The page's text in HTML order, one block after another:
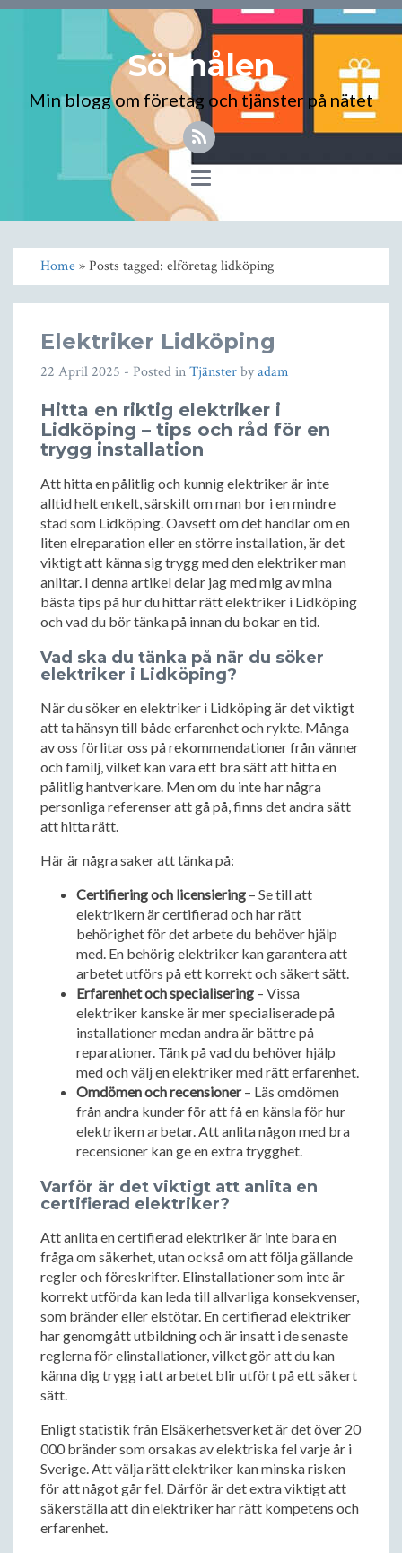
Söknålen
Min blogg om företag och tjänster på nätet
Toggle
navigation
Home» Posts tagged: elföretag lidköping
Elektriker Lidköping
22 April 2025 - Posted inTjänsterbyadam
Hitta en riktig elektriker i
Lidköping – tips och råd för en
trygg installation
Att hitta en pålitlig och kunnig elektriker är inte
alltid helt enkelt, särskilt om man bor i en mindre
stad som Lidköping. Oavsett om det handlar om en
liten elreparation eller en större installation, är det
viktigt att känna sig trygg med den elektriker man
anlitar. I denna artikel delar jag med mig av mina
bästa tips på hur du hittar rätt elektriker i Lidköping
och vad du bör tänka på innan du bokar en tid.
Vad ska du tänka på när du söker
elektriker i Lidköping?
När du söker en elektriker i Lidköping är det viktigt
att ta hänsyn till både erfarenhet och rykte. Många
av oss förlitar oss på rekommendationer från vänner
och familj, vilket kan vara ett bra sätt att hitta en
pålitlig hantverkare. Men om du inte har några
personliga referenser att gå på, finns det andra sätt
att hitta rätt.
Här är några saker att tänka på:
Certifiering och licensiering – Se till att
elektrikern är certifierad och har rätt
behörighet för det arbete du behöver hjälp
med. En behörig elektriker kan garantera att
arbetet utförs på ett korrekt och säkert sätt.
Erfarenhet och specialisering – Vissa
elektriker kanske är mer specialiserade på
installationer medan andra är bättre på
reparationer. Tänk på vad du behöver hjälp
med och välj en elektriker med rätt erfarenhet.
Omdömen och recensioner– Läs omdömen
från andra kunder för att få en känsla för hur
elektrikern arbetar. Att anlita någon med bra
recensioner kan ge en extra trygghet.
Varför är det viktigt att anlita en
certifierad elektriker?
Att anlita en certifierad elektriker är inte bara en
fråga om säkerhet, utan också om att följa gällande
regler och föreskrifter. Elinstallationer som inte är
korrekt utförda kan leda till allvarliga konsekvenser,
som bränder eller elstötar. En certifierad elektriker
har genomgått utbildning och är insatt i de senaste
reglerna för elinstallationer, vilket gör att du kan
känna dig trygg i att arbetet blir utfört på ett säkert
sätt.
Enligt statistik från Elsäkerhetsverket är det över 20
000 bränder som orsakas av elektriska fel varje år i
Sverige. Att välja rätt elektriker kan minska risken
för att något går fel. Därför är det extra viktigt att
säkerställa att din elektriker har rätt kompetens och
erfarenhet.